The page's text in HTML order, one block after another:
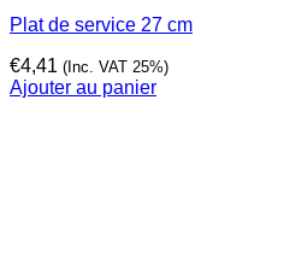
Plat de service 27 cm
€4,41 (Inc. VAT 25%)
Ajouter au panier